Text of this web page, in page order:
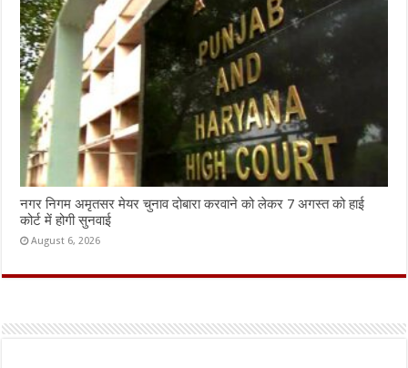
नगर निगम अमृतसर मेयर चुनाव दोबारा करवाने को लेकर 7 अगस्त को हाई
कोर्ट में होगी सुनवाई
August 6, 2026